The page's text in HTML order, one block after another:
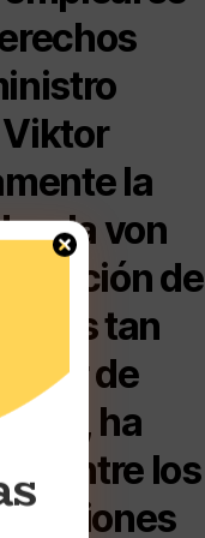
la
von
de
tan
de
ha
entre los